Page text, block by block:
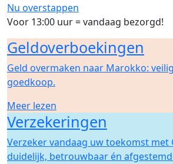
Nu overstappen
Voor 13:00 uur = vandaag bezorgd!
Geldoverboekingen
Geld overmaken naar Marokko:
goedkoop.
Meer lezen
Verzekeringen
Verzeker vandaag uw toekomst met
duidelijk, betrouwbaar én